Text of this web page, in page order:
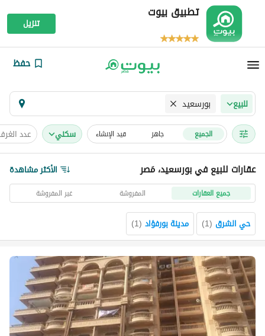
تطبيق بيوت
تنزيل
حفظ
للبيع بورسعيد
الجميع جاهز قيد الإنشاء سكني عدد
عقارات للبيع في بورسعيد، مَصر الأكثر مشاهدة
جميع العقارات المفروشة غير المفروشة
حي الشرق (
1
) مدينة بورفؤاد (
1
)